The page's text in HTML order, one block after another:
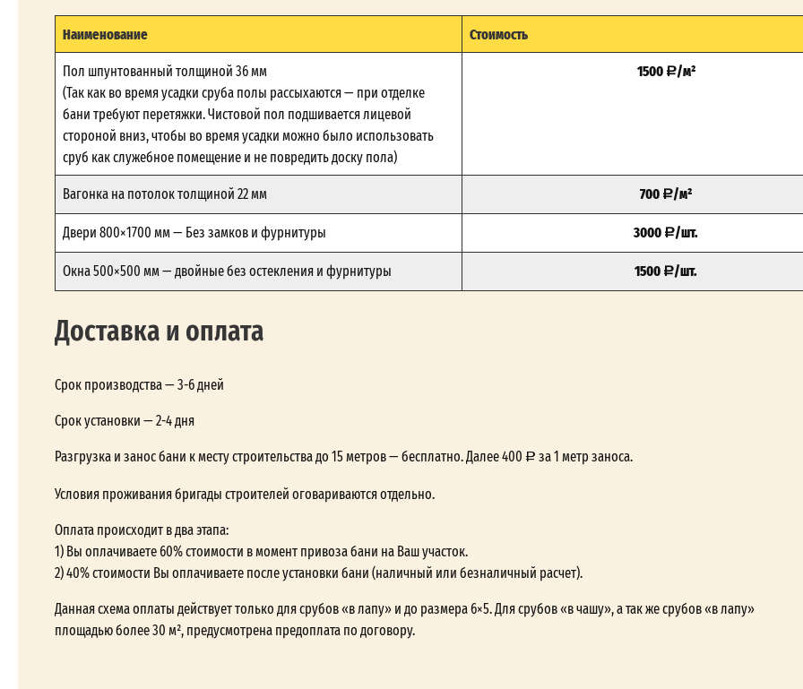
Наименование Стоимость
Пол шпунтованный толщиной 36 мм
(Так как во время усадки сруба полы рассыхаются — при отделке
бани требуют перетяжки. Чистовой пол подшивается лицевой
стороной вниз, чтобы во время усадки можно было использовать
сруб как служебное помещение и не повредить доску пола)
1500 /м²
Вагонка на потолок толщиной 22 мм 700 /м²
Двери 800×1700 мм — Без замков и фурнитуры 3000 /шт.
Окна 500×500 мм — двойные без остекления и фурнитуры 1500 /шт.
Доставка и оплата
Срок производства — 3-6 дней
Срок установки — 2-4 дня
Разгрузка и занос бани к месту строительства до 15 метров — бесплатно. Далее 400
за 1 метр заноса.
Условия проживания бригады строителей оговариваются отдельно.
Оплата происходит в два этапа:
1) Вы оплачиваете 60% стоимости в момент привоза бани на Ваш участок.
2) 40% стоимости Вы оплачиваете после установки бани (наличный или безналичный расчет).
Данная схема оплаты действует только для срубов «в лапу» и до размера 6×5. Для срубов «в чашу», а так же срубов «в лапу»
площадью более 30 м², предусмотрена предоплата по договору.